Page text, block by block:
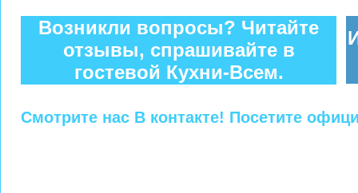
Возникли вопросы? Читайте
отзывы, спрашивайте в
гостевой Кухни-Всем.
Смотрите нас В контакте! Посетите